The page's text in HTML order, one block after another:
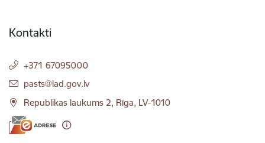
Kontakti
+371 67095000
E-pasts:
pasts@lad.gov.lv
Republikas laukums 2, Rīga, LV-1010